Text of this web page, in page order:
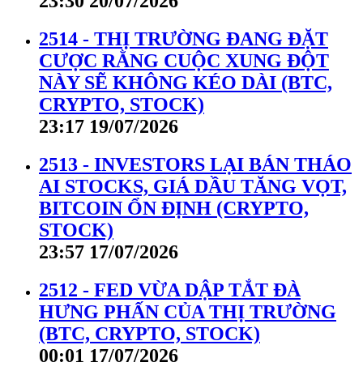
2514 - THỊ TRƯỜNG ĐANG ĐẶT
CƯỢC RẰNG CUỘC XUNG ĐỘT
NÀY SẼ KHÔNG KÉO DÀI (BTC,
CRYPTO, STOCK)
23:17 19/07/2026
2513 - INVESTORS LẠI BÁN THÁO
AI STOCKS, GIÁ DẦU TĂNG VỌT,
BITCOIN ỔN ĐỊNH (CRYPTO,
STOCK)
23:57 17/07/2026
2512 - FED VỪA DẬP TẮT ĐÀ
HƯNG PHẤN CỦA THỊ TRƯỜNG
(BTC, CRYPTO, STOCK)
00:01 17/07/2026